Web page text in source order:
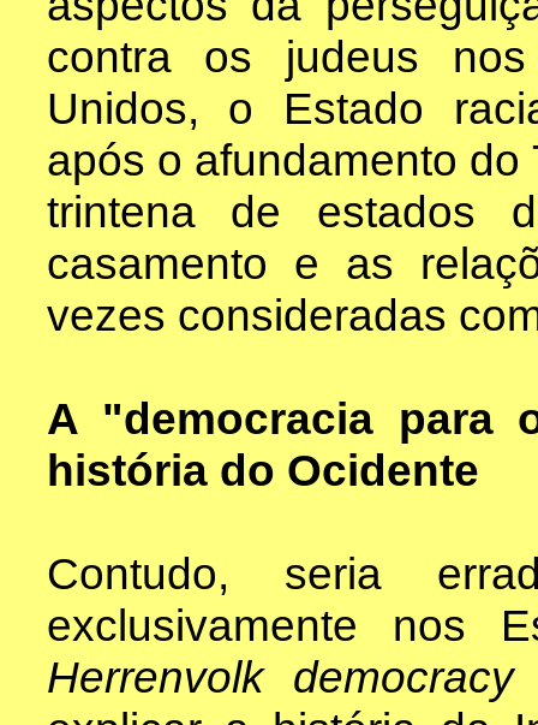
contra os judeus
Unidos, o Estado
após o afundamento
trintena de estados
casamento e as
vezes consideradas
A "democracia para
história do Ocidente
Contudo, seria
exclusivamente nos
Herrenvolk